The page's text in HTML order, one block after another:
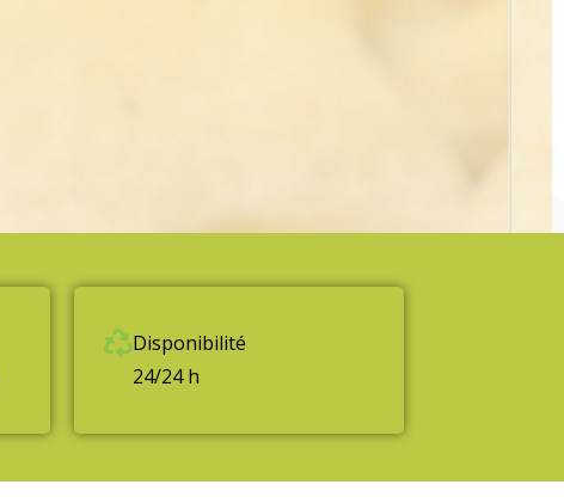
Disponibilité
24/24 h